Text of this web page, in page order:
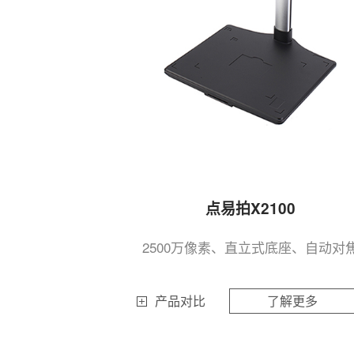
点易拍X2100
2500万像素、直立式底座、自动对
产品对比 了解更多